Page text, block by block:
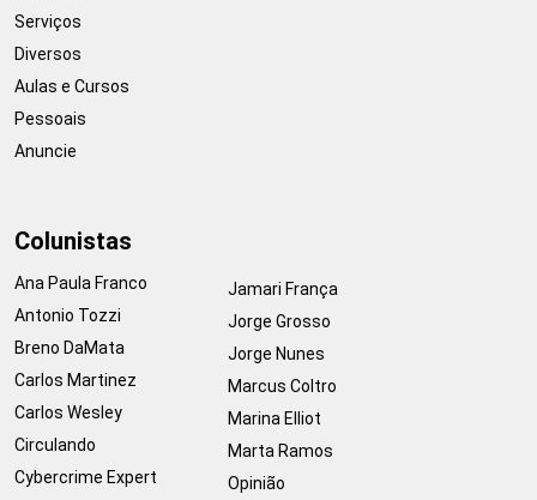
Serviços
Diversos
Aulas e Cursos
Pessoais
Anuncie
Colunistas
Ana Paula Franco
Antonio Tozzi
Breno DaMata
Carlos Martinez
Carlos Wesley
Circulando
Cybercrime Expert
Jamari França
Jorge Grosso
Jorge Nunes
Marcus Coltro
Marina Elliot
Marta Ramos
Opinião